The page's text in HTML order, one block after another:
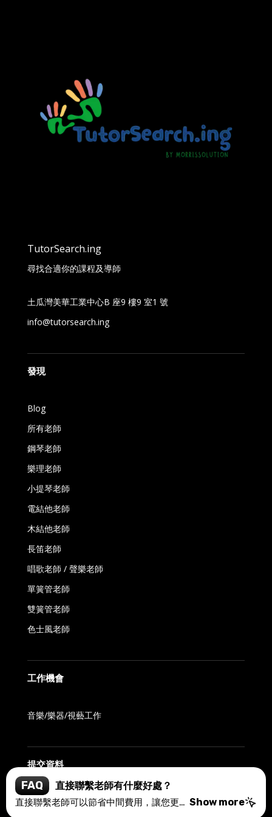
TutorSearch.ing
尋找合適你的課程及導師
土瓜灣美華工業中心B 座9 樓9 室1 號
info@tutorsearch.ing
發現
Blog
所有老師
鋼琴老師
樂理老師
小提琴老師
電結他老師
木結他老師
長笛老師
唱歌老師 / 聲樂老師
單簧管老師
雙簧管老師
色士風老師
工作機會
音樂/樂器/視藝工作
提交資料